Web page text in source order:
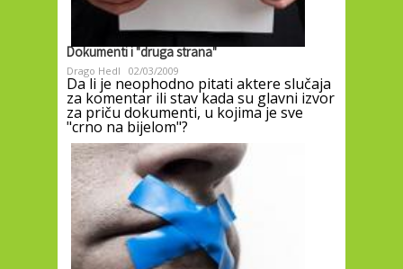
Dokumenti i "druga strana"
Drago Hedl 02/03/2009
Da li je neophodno pitati aktere slučaja
za komentar ili stav kada su glavni izvor
za priču dokumenti, u kojima je sve
"crno na bijelom"?